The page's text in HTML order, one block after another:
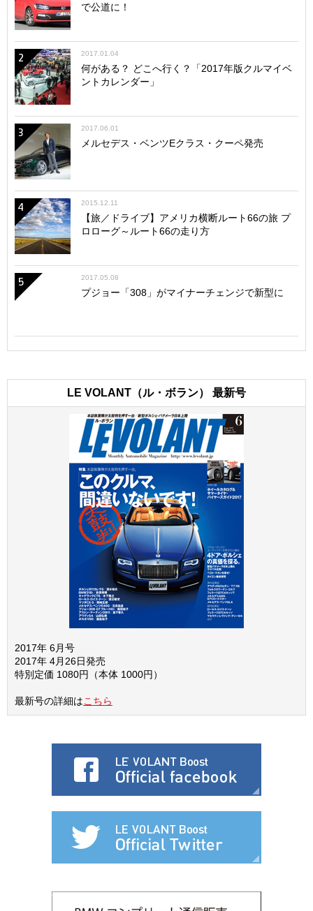
で公道に！
2 2017.01.04
何がある？ どこへ行く？「2017年版クルマイベ
ントカレンダー」
3 2017.06.01
メルセデス・ベンツEクラス・クーペ発売
4 2015.12.11
【旅／ドライブ】アメリカ横断ルート66の旅 プ
ロローグ～ルート66の走り方
5 2017.05.08
プジョー「308」がマイナーチェンジで新型に
LE VOLANT（ル・ボラン） 最新号
2017年 6月号
2017年 4月26日発売
特別定価 1080円（本体 1000円）
最新号の詳細はこちら